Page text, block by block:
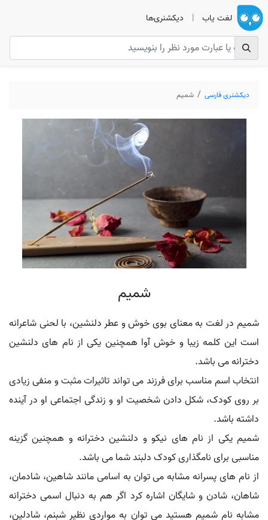
لغت یاب | دیکشنری‌ها
دیکشنری فارسی شمیم
شمیم
شمیم در لغت به معنای بوی خوش و عطر دلنشین، با لحنی شاعرانه
است این کلمه زیبا و خوش آوا همچنین یکی از نام های دلنشین
دخترانه می باشد.
انتخاب اسم مناسب برای فرزند می تواند تاثیرات مثبت و منفی زیادی
بر روی کودک، شکل دادن شخصیت او و زندگی اجتماعی او در آینده
داشته باشد.
شمیم یکی از نام های نیکو و دلنشین دخترانه و همچنین گزینه
مناسبی برای نامگذاری کودک دلبند شما می باشد.
از نام های پسرانه مشابه می توان به اسامی مانند شاهین، شادمان،
شاهان، شادن و شایگان اشاره کرد اگر هم به دنبال اسمی دخترانه
مشابه نام شمیم هستید می توان به مواردی نظیر شبنم، شادلین،